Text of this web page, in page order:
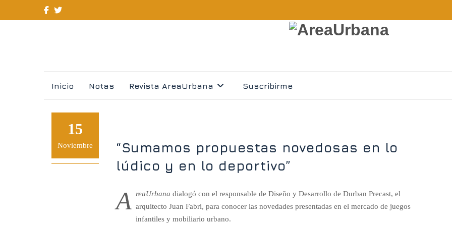
Inicio Notas Revista AreaUrbana Suscribirme
15
Noviembre
“Sumamos propuestas novedosas en lo
lúdico y en lo deportivo”
A reaUrbana dialogó con el responsable de Diseño y Desarrollo de Durban Precast, el
arquitecto Juan Fabri, para conocer las novedades presentadas en el mercado de juegos
infantiles y mobiliario urbano.